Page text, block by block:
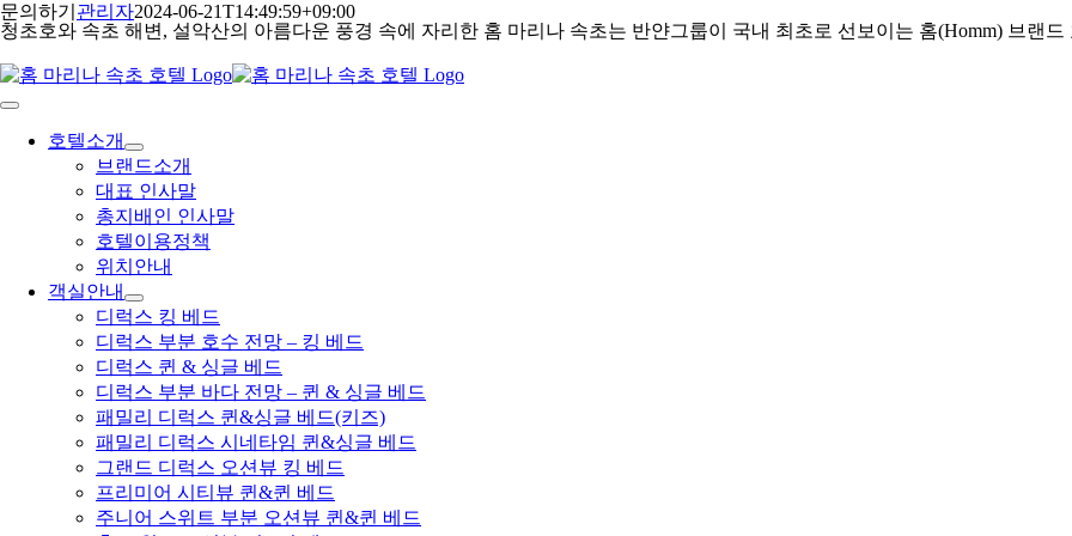
콘
텐
츠
로
건
청초호와 속초 해변, 설악산의 아름다운 풍경 속에 자리한 홈 마리나 속초는 반얀그룹이 국내 최초로 선보이는 홈(Homm) 브랜드
Toggle
Navigation호텔소개
브랜드소개
대표 인사말
총지배인 인사말
호텔이용정책
위치안내
객실안내
디럭스 킹 베드
디럭스 부분 호수 전망 – 킹 베드
디럭스 퀸 & 싱글 베드
디럭스 부분 바다 전망 – 퀸 & 싱글 베드
패밀리 디럭스 퀸&싱글 베드(키즈)
패밀리 디럭스 시네타임 퀸&싱글 베드
그랜드 디럭스 오션뷰 킹 베드
프리미어 시티뷰 퀸&퀸 베드
주니어 스위트 부분 오션뷰 퀸&퀸 베드
문의하기 관리자2024-06-21T14:49:59+09:00